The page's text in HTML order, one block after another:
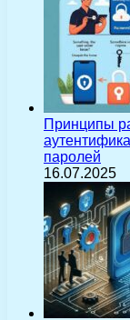
Принципы
паролей
16.07.2025